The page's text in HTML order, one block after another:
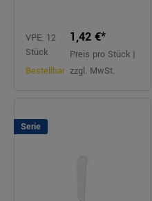
VPE: 12
Stück
Bestellbar
1,42 €*
Preis pro Stück |
zzgl. MwSt.
Serie